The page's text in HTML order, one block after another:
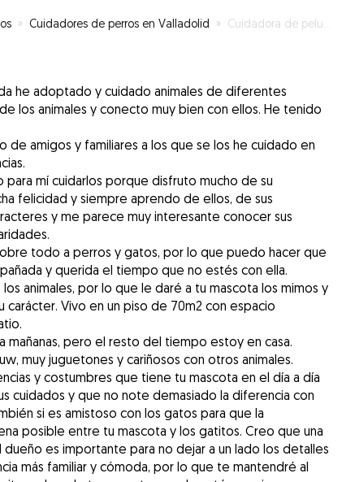
» Cuidadores de perros en Valladolid » Cuidadora de peludos
he adoptado y cuidado animales de diferentes
los animales y conecto muy bien con ellos. He tenido
de amigos y familiares a los que se los he cuidado en
para mí cuidarlos porque disfruto mucho de su
felicidad y siempre aprendo de ellos, de sus
y me parece muy interesante conocer sus
todo a perros y gatos, por lo que puedo hacer que
y querida el tiempo que no estés con ella.
los animales, por lo que le daré a tu mascota los mimos y
carácter. Vivo en un piso de 70m2 con espacio
mañanas, pero el resto del tiempo estoy en casa.
muy juguetones y cariñosos con otros animales.
y costumbres que tiene tu mascota en el día a día
cuidados y que no note demasiado la diferencia con
si es amistoso con los gatos para que la
posible entre tu mascota y los gatitos. Creo que una
dueño es importante para no dejar a un lado los detalles
más familiar y cómoda, por lo que te mantendré al